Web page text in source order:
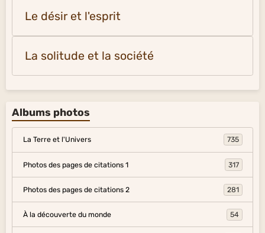
Le désir et l'esprit
La solitude et la société
Albums photos
La Terre et l'Univers 735
Photos des pages de citations 1 317
Photos des pages de citations 2 281
À la découverte du monde 54